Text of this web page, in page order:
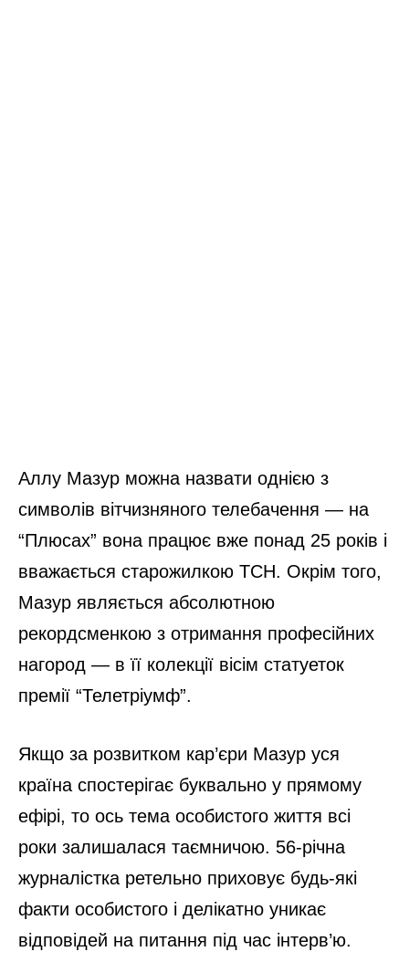
Аллу Мазур можна назвати однією з
символів вітчизняного телебачення — на
“Плюсах” вона працює вже понад 25 років і
вважається старожилкою ТСН. Окрім того,
Мазур являється абсолютною
рекордсменкою з отримання професійних
нагород — в її колекції вісім статуеток
премії “Телетріумф”.
Якщо за розвитком кар’єри Мазур уся
країна спостерігає буквально у прямому
ефірі, то ось тема особистого життя всі
роки залишалася таємничою. 56-річна
журналістка ретельно приховує будь-які
факти особистого і делікатно уникає
відповідей на питання під час інтерв’ю.